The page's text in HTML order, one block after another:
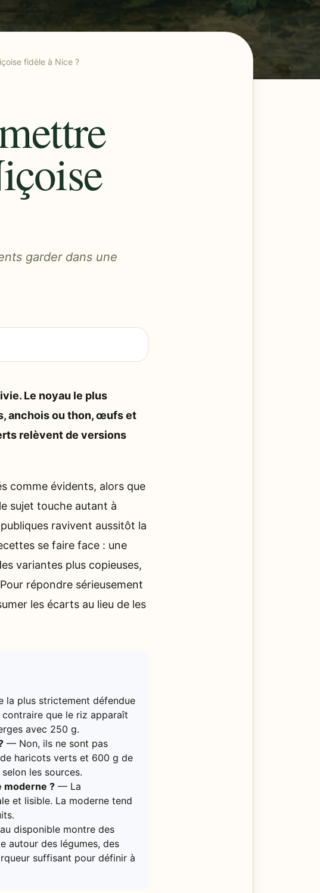
fidèle à Nice ?
garder dans une
Le noyau le plus
anchois ou thon, œufs et
relèvent de versions
comme évidents, alors que
sujet touche autant à
ravivent aussitôt la
se faire face : une
variantes plus copieuses,
répondre sérieusement
les écarts au lieu de les
la plus strictement défendue
que le riz apparaît
avec 250 g.
— Non, ils ne sont pas
haricots verts et 600 g de
les sources.
moderne ? — La
et lisible. La moderne tend
disponible montre des
autour des légumes, des
suffisant pour définir à